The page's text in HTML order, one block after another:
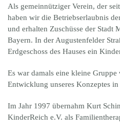
Als gemeinnütziger Verein, der
haben wir die Betriebserlaubnis
und erhalten Zuschüsse der Stadt
Bayern. In der Augustenfelder
Erdgeschoss des Hauses ein
Es war damals eine kleine
Entwicklung unseres Konzeptes
Im Jahr 1997 übernahm Kurt
KinderReich e.V. als